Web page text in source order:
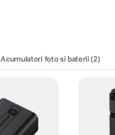
Acumulatori foto si baterii (2)